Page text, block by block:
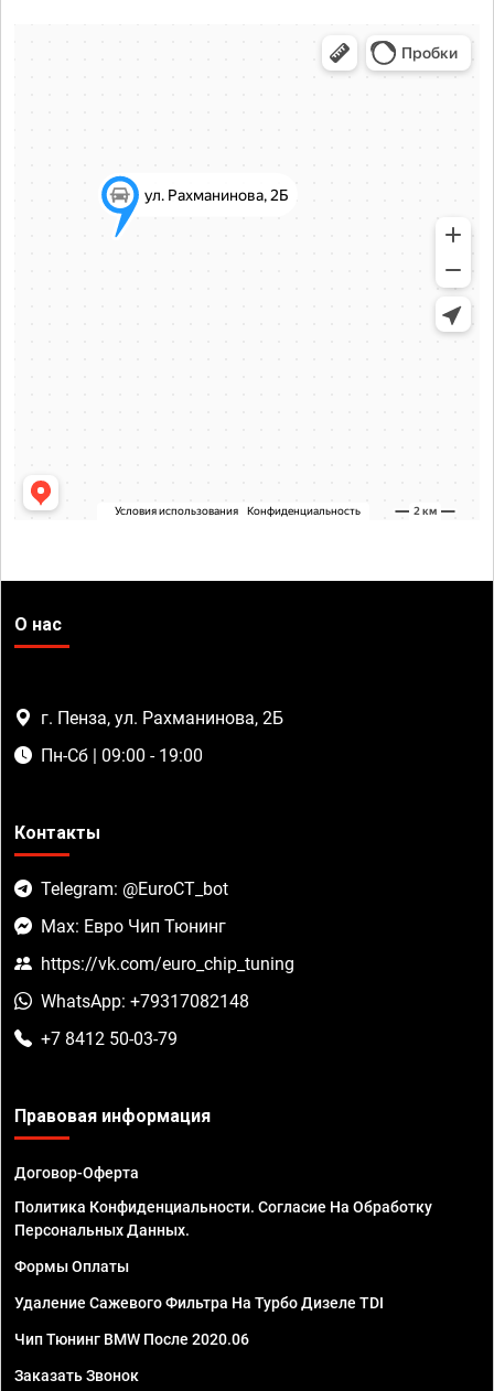
О нас
г. Пенза, ул. Рахманинова, 2Б
Пн-Сб | 09:00 - 19:00
Контакты
Telegram: @EuroCT_bot
Max: Евро Чип Тюнинг
https://vk.com/euro_chip_tuning
WhatsApp: +79317082148
+7 8412 50-03-79
Правовая информация
Договор-Оферта
Политика Конфиденциальности. Согласие На Обработку
Персональных Данных.
Формы Оплаты
Удаление Сажевого Фильтра На Турбо Дизеле TDI
Чип Тюнинг BMW После 2020.06
Заказать Звонок